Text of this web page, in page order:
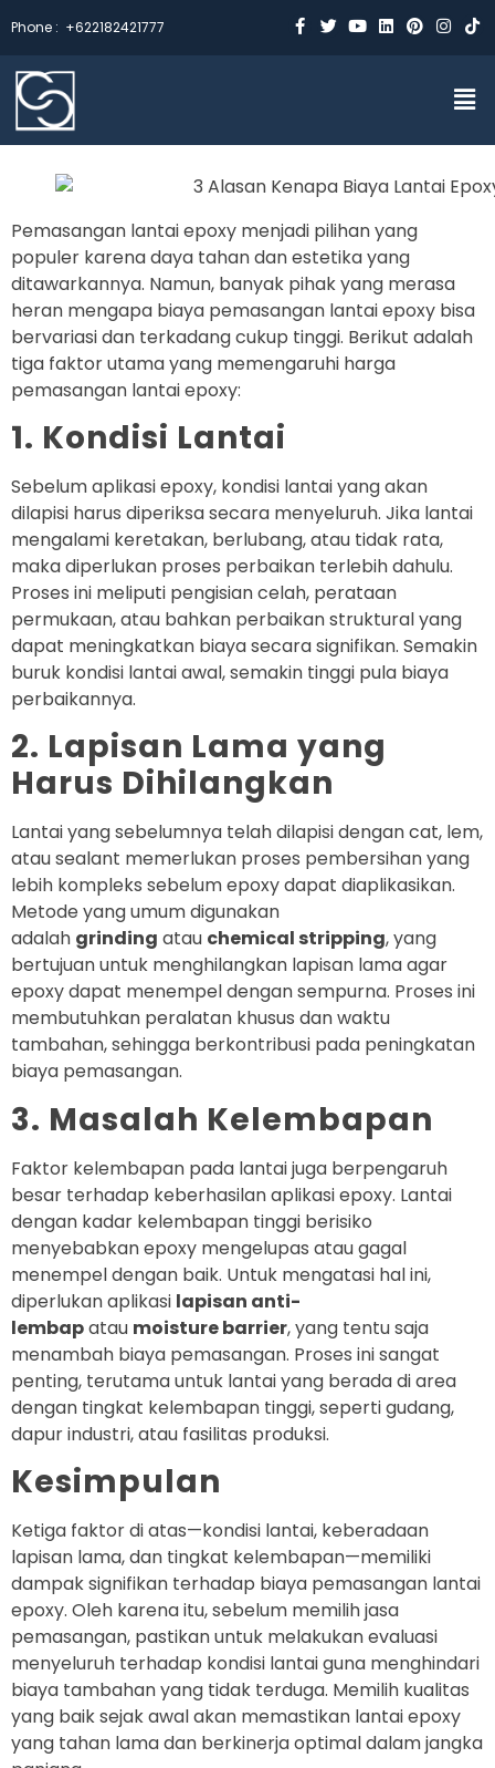
Phone : +622182421777
Pemasangan lantai epoxy menjadi pilihan yang
populer karena daya tahan dan estetika yang
ditawarkannya. Namun, banyak pihak yang merasa
heran mengapa biaya pemasangan lantai epoxy bisa
bervariasi dan terkadang cukup tinggi. Berikut adalah
tiga faktor utama yang memengaruhi harga
pemasangan lantai epoxy:
1. Kondisi Lantai
Sebelum aplikasi epoxy, kondisi lantai yang akan
dilapisi harus diperiksa secara menyeluruh. Jika lantai
mengalami keretakan, berlubang, atau tidak rata,
maka diperlukan proses perbaikan terlebih dahulu.
Proses ini meliputi pengisian celah, perataan
permukaan, atau bahkan perbaikan struktural yang
dapat meningkatkan biaya secara signifikan. Semakin
buruk kondisi lantai awal, semakin tinggi pula biaya
perbaikannya.
2. Lapisan Lama yang
Harus Dihilangkan
Lantai yang sebelumnya telah dilapisi dengan cat, lem,
atau sealant memerlukan proses pembersihan yang
lebih kompleks sebelum epoxy dapat diaplikasikan.
Metode yang umum digunakan
adalah grinding atau chemical stripping, yang
bertujuan untuk menghilangkan lapisan lama agar
epoxy dapat menempel dengan sempurna. Proses ini
membutuhkan peralatan khusus dan waktu
tambahan, sehingga berkontribusi pada peningkatan
biaya pemasangan.
3. Masalah Kelembapan
Faktor kelembapan pada lantai juga berpengaruh
besar terhadap keberhasilan aplikasi epoxy. Lantai
dengan kadar kelembapan tinggi berisiko
menyebabkan epoxy mengelupas atau gagal
menempel dengan baik. Untuk mengatasi hal ini,
diperlukan aplikasi lapisan anti-
lembapatau moisture barrier, yang tentu saja
menambah biaya pemasangan. Proses ini sangat
penting, terutama untuk lantai yang berada di area
dengan tingkat kelembapan tinggi, seperti gudang,
dapur industri, atau fasilitas produksi.
Kesimpulan
Ketiga faktor di atas—kondisi lantai, keberadaan
lapisan lama, dan tingkat kelembapan—memiliki
dampak signifikan terhadap biaya pemasangan lantai
epoxy. Oleh karena itu, sebelum memilih jasa
pemasangan, pastikan untuk melakukan evaluasi
menyeluruh terhadap kondisi lantai guna menghindari
biaya tambahan yang tidak terduga. Memilih kualitas
yang baik sejak awal akan memastikan lantai epoxy
yang tahan lama dan berkinerja optimal dalam jangka